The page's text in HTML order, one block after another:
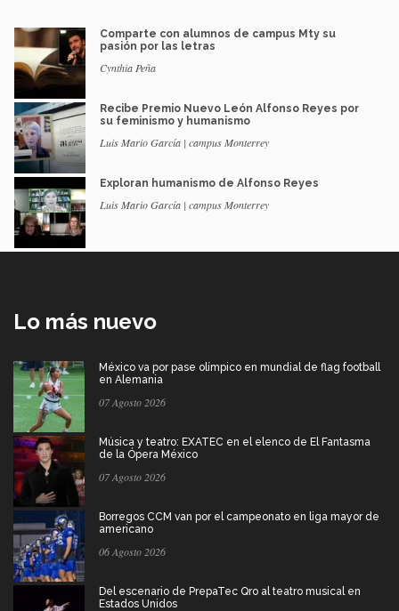
Comparte con alumnos de campus Mty su
pasión por las letras
Cynthia Peña
Recibe Premio Nuevo León Alfonso Reyes por
su feminismo y humanismo
Luis Mario García | campus Monterrey
Exploran humanismo de Alfonso Reyes
Luis Mario García | campus Monterrey
Lo más nuevo
México va por pase olímpico en mundial de flag football
en Alemania
07 Agosto 2026
Música y teatro: EXATEC en el elenco de El Fantasma
de la Ópera México
07 Agosto 2026
Borregos CCM van por el campeonato en liga mayor de
americano
06 Agosto 2026
Del escenario de PrepaTec Qro al teatro musical en
Estados Unidos